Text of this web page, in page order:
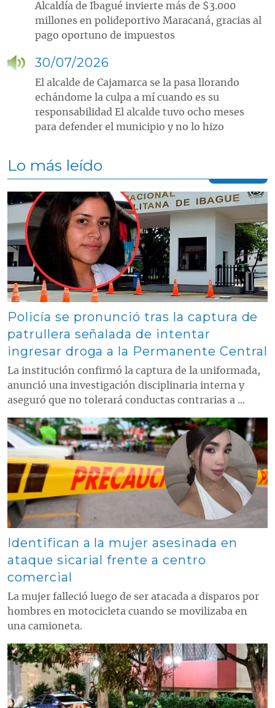
Alcaldía de Ibagué invierte más de $3.000
millones en polideportivo Maracaná, gracias al
pago oportuno de impuestos
30/07/2026
El alcalde de Cajamarca se la pasa llorando
echándome la culpa a mí cuando es su
responsabilidad El alcalde tuvo ocho meses
para defender el municipio y no lo hizo
Lo más leído
Contenido multimedia principal
Policía se pronunció tras la captura de
patrullera señalada de intentar
ingresar droga a la Permanente Central
La institución confirmó la captura de la uniformada,
anunció una investigación disciplinaria interna y
aseguró que no tolerará conductas contrarias a ...
Contenido multimedia principal
Identifican a la mujer asesinada en
ataque sicarial frente a centro
comercial
La mujer falleció luego de ser atacada a disparos por
hombres en motocicleta cuando se movilizaba en
una camioneta.
Contenido multimedia principal